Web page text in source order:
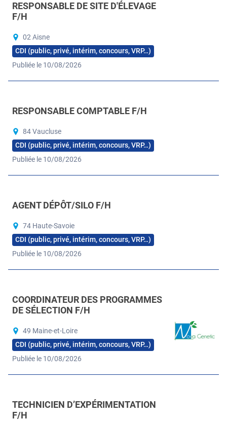
RESPONSABLE DE SITE D'ÉLEVAGE
F/H
02 Aisne
CDI (public, privé, intérim, concours, VRP…)
Publiée le 10/08/2026
RESPONSABLE COMPTABLE F/H
84 Vaucluse
CDI (public, privé, intérim, concours, VRP…)
Publiée le 10/08/2026
AGENT DÉPÔT/SILO F/H
74 Haute-Savoie
CDI (public, privé, intérim, concours, VRP…)
Publiée le 10/08/2026
COORDINATEUR DES PROGRAMMES
DE SÉLECTION F/H
49 Maine-et-Loire
CDI (public, privé, intérim, concours, VRP…)
Publiée le 10/08/2026
TECHNICIEN D’EXPÉRIMENTATION
F/H